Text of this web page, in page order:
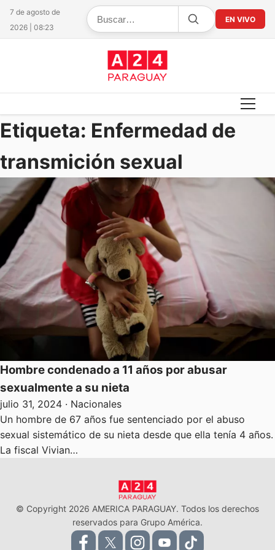
7 de agosto de
2026 | 08:23
EN VIVO
Etiqueta: Enfermedad de
transmición sexual
Hombre condenado a 11 años por abusar
sexualmente a su nieta
julio 31, 2024 · Nacionales
Un hombre de 67 años fue sentenciado por el abuso
sexual sistemático de su nieta desde que ella tenía 4 años.
La fiscal Vivian…
© Copyright 2026 AMERICA PARAGUAY. Todos los derechos
reservados para Grupo América.